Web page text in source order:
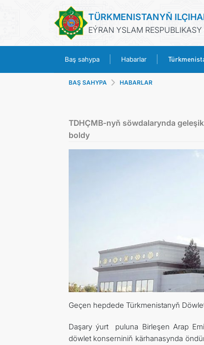
TÜRKMENISTANYŇ
EÝRAN YSLAM
Baş sahypa Habarlar
BAŞ SAHYPA HABARLAR
TDHÇMB-nyň söwdalarynda
boldy
Geçen hepdede Türkmenistanyň
Daşary ýurt puluna Birleşen Arap
döwlet konserniniň kärhanasynda